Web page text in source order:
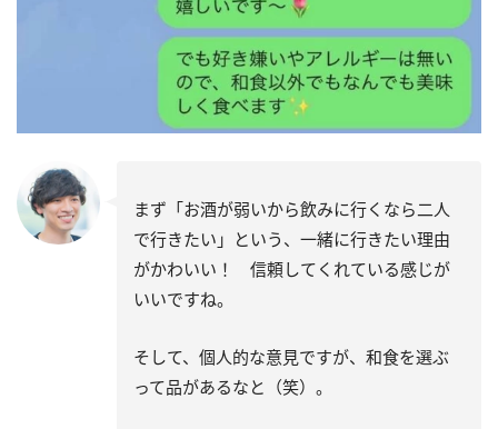
まず「お酒が弱いから飲みに行くなら二人
で行きたい」という、一緒に行きたい理由
がかわいい！ 信頼してくれている感じが
いいですね。
そして、個人的な意見ですが、和食を選ぶ
って品があるなと（笑）。